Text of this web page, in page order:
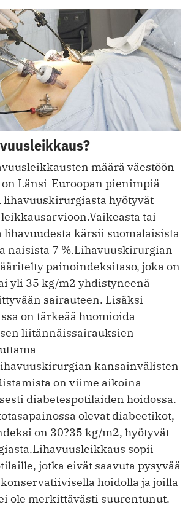
määrä väestöön
Länsi-Euroopan pienimpiä
hyötyvät
tai
lihavuudesta kärsii suomalaisista
naisista 7 %.Lihavuuskirurgian
painoindeksitaso, joka on
yli 35 kg/m2 yhdistyneenä
sairauteen. Lisäksi
on tärkeää huomioida
­liitännäissairauksien
kansainvälisten
on viime aikoina
­diabetespotilaiden hoidossa.
olevat diabeetikot,
on 30?35 kg/m2, hyötyvät
sopii
jotka eivät saavuta pysyvää
hoidolla ja joilla
ole merkittävästi suurentunut.